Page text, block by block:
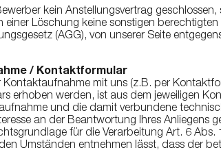
kein Anstellungsvertrag
einer Löschung keine sonstigen
(AGG), von unserer Seite
/ Kontaktformular
Kontaktaufnahme mit uns (z.B. per
erhoben werden, ist aus dem jeweiligen
und die damit verbundene
an der Beantwortung Ihres Anliegens
für die Verarbeitung Art. 6
Umständen entnehmen lässt, dass der